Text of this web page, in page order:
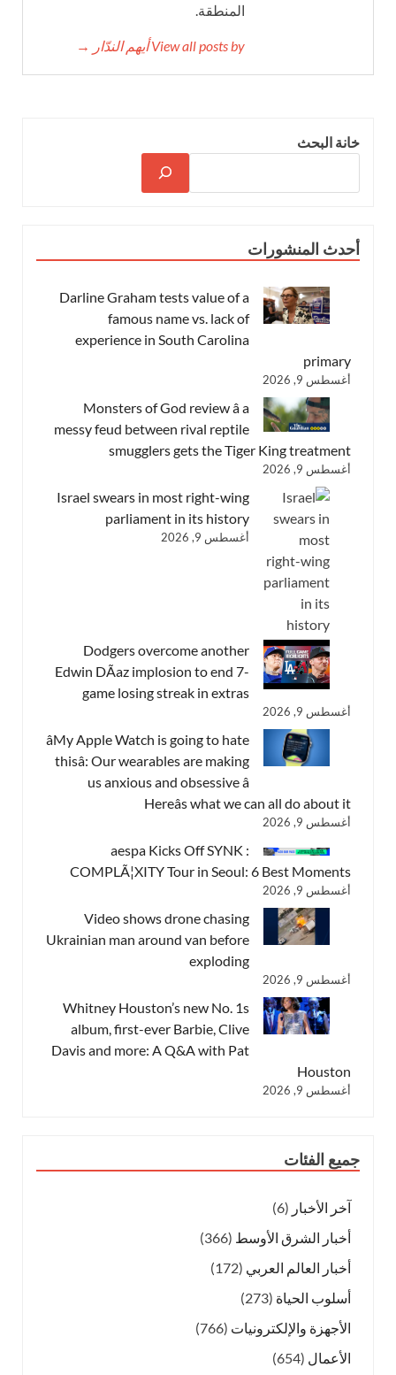
المنطقة.
View all posts by أيهم الندّار →
خانة البحث
أحدث المنشورات
Darline Graham tests value of a
famous name vs. lack of
experience in South Carolina
primary
أغسطس 9, 2026
Monsters of God review â a
messy feud between rival reptile
smugglers gets the Tiger King treatment
أغسطس 9, 2026
Israel swears in most right-wing
parliament in its history
أغسطس 9, 2026
Dodgers overcome another
Edwin DÃ­az implosion to end 7-
game losing streak in extras
أغسطس 9, 2026
âMy Apple Watch is going to hate
thisâ: Our wearables are making
us anxious and obsessive â
Hereâs what we can all do about it
أغسطس 9, 2026
aespa Kicks Off SYNK :
COMPLÃ¦XITY Tour in Seoul: 6 Best Moments
أغسطس 9, 2026
Video shows drone chasing
Ukrainian man around van before
exploding
أغسطس 9, 2026
Whitney Houston’s new No. 1s
album, first-ever Barbie, Clive
Davis and more: A Q&A with Pat
Houston
أغسطس 9, 2026
جميع الفئات
آخر الأخبار (6)
أخبار الشرق الأوسط (366)
أخبار العالم العربي (172)
أسلوب الحياة (273)
الأجهزة والإلكترونيات (766)
الأعمال (654)